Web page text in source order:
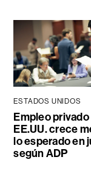
ESTADOS UNIDOS
Empleo privado
EE.UU. crece
lo esperado en
según ADP